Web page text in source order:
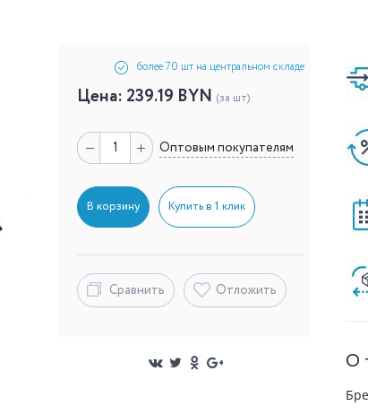
более 70 шт на центральном складе
Цена: 239.19 BYN (за шт)
Оптовым покупателям
В корзину Купить в 1 клик
Сравнить Отложить
О